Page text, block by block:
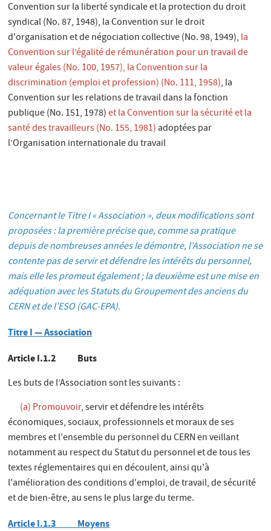
Convention sur la liberté syndicale et la protection du droit
syndical (No. 87, 1948), la Convention sur le droit
d'organisation et de négociation collective (No. 98, 1949), la
Convention sur l’égalité de rémunération pour un travail de
valeur égales (No. 100, 1957), la Convention sur la
discrimination (emploi et profession) (No. 111, 1958), la
Convention sur les relations de travail dans la fonction
publique (No. 151, 1978)et la Convention sur la sécurité et la
santé des travailleurs (No. 155, 1981)adoptées par
l’Organisation internationale du travail
Concernant le Titre I « Association », deux modifications sont
proposées : la première précise que, comme sa pratique
depuis de nombreuses années le démontre, l’Association ne se
contente pas de servir et défendre les intérêts du personnel,
mais elle les promeut également ; la deuxième est une mise en
adéquation avec les Statuts du Groupement des anciens du
CERN et de l’ESO (GAC-EPA).
Titre I — Association
Article I.1.2 Buts
Les buts de l’Association sont les suivants :
(a) Promouvoir, servir et défendre les intérêts
économiques, sociaux, professionnels et moraux de ses
membres et l'ensemble du personnel du CERN en veillant
notamment au respect du Statut du personnel et de tous les
textes réglementaires qui en découlent, ainsi qu'à
l'amélioration des conditions d'emploi, de travail, de sécurité
et de bien-être, au sens le plus large du terme.
Article I.1.3 Moyens